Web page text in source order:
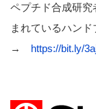
ペプチド合成研究
まれているハンド
→ https://bit.ly/